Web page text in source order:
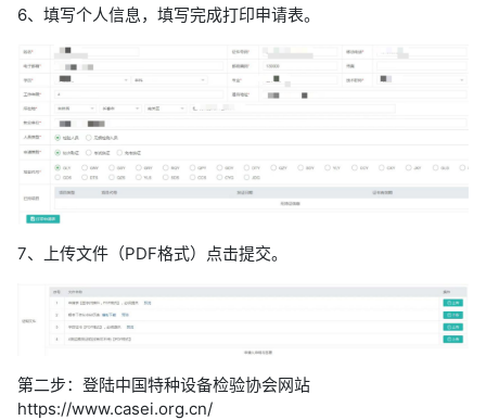
6、填写个人信息，填写完成打印申请表。
7、上传文件（PDF格式）点击提交。
第二步：登陆中国特种设备检验协会网站
https://www.casei.org.cn/